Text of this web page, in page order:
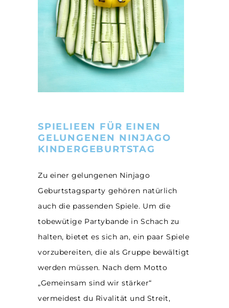
SPIELIEEN FÜR EINEN
GELUNGENEN NINJAGO
KINDERGEBURTSTAG
Zu einer gelungenen Ninjago
Geburtstagsparty gehören natürlich
auch die passenden Spiele. Um die
tobewütige Partybande in Schach zu
halten, bietet es sich an, ein paar Spiele
vorzubereiten, die als Gruppe bewältigt
werden müssen. Nach dem Motto
„Gemeinsam sind wir stärker“
vermeidest du Rivalität und Streit,